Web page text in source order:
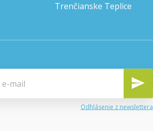
Trenčianske Teplice
Odhlásenie z newslettera